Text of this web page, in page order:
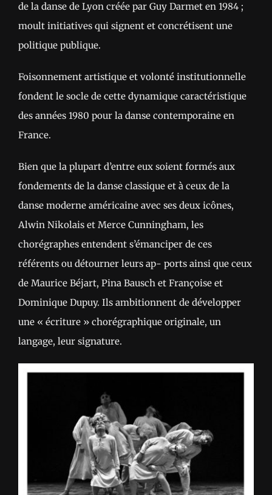
de la danse de Lyon créée par Guy Darmet en 1984 ;
moult initiatives qui signent et concrétisent une
politique publique.
Foisonnement artistique et volonté institutionnelle
fondent le socle de cette dynamique caractéristique
des années 1980 pour la danse contemporaine en
France.
Bien que la plupart d’entre eux soient formés aux
fondements de la danse classique et à ceux de la
danse moderne américaine avec ses deux icônes,
Alwin Nikolais et Merce Cunningham, les
chorégraphes entendent s’émanciper de ces
référents ou détourner leurs ap- ports ainsi que ceux
de Maurice Béjart, Pina Bausch et Françoise et
Dominique Dupuy. Ils ambitionnent de développer
une « écriture » chorégraphique originale, un
langage, leur signature.